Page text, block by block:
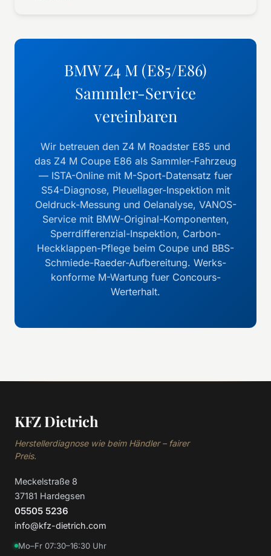
BMW Z4 M (E85/E86)
Sammler-Service
vereinbaren
Wir betreuen den Z4 M Roadster E85 und
das Z4 M Coupe E86 als Sammler-Fahrzeug
— ISTA-Online mit M-Sport-Datensatz fuer
S54-Diagnose, Pleuellager-Inspektion mit
Oeldruck-Messung und Oelanalyse, VANOS-
Service mit BMW-Original-Komponenten,
Sperrdifferenzial-Inspektion, Carbon-
Heckklappen-Pflege beim Coupe und BBS-
Schmiede-Raeder-Aufbereitung. Werks-
konforme M-Wartung fuer Concours-
Werterhalt.
KFZ Dietrich
Herstellerdiagnose wie beim Händler – fairer
Preis.
Meckelstraße 8
37181 Hardegsen
05505 5236
info@kfz-dietrich.com
Mo–Fr 07:30–16:30 Uhr